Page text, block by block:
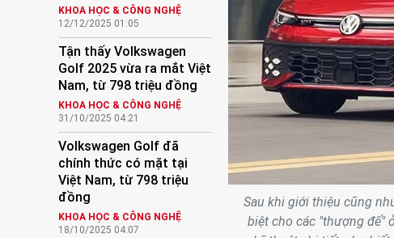
KHOA HỌC & CÔNG NGHỆ
12/12/2025 01:05
Tận thấy Volkswagen
Golf 2025 vừa ra mắt Việt
Nam, từ 798 triệu đồng
KHOA HỌC & CÔNG NGHỆ
31/10/2025 04:21
Volkswagen Golf đã
chính thức có mặt tại
Việt Nam, từ 798 triệu
đồng
KHOA HỌC & CÔNG NGHỆ
18/10/2025 04:07
Sau khi giới thiệu cũng
biệt cho các "thượng đế"